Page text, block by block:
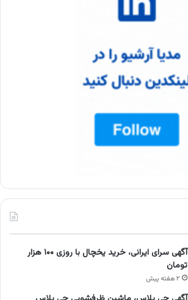
آگهی سرای ایرانی، خرید یخچال با روزی ۱۰۰ هزار
تومان
۲ هفته پیش